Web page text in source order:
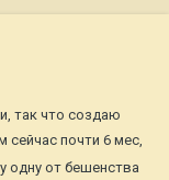
так что создаю
сейчас почти 6 мес,
одну от бешенства